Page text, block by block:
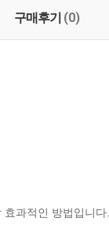
구매후기 (0)
과적인 방법입니